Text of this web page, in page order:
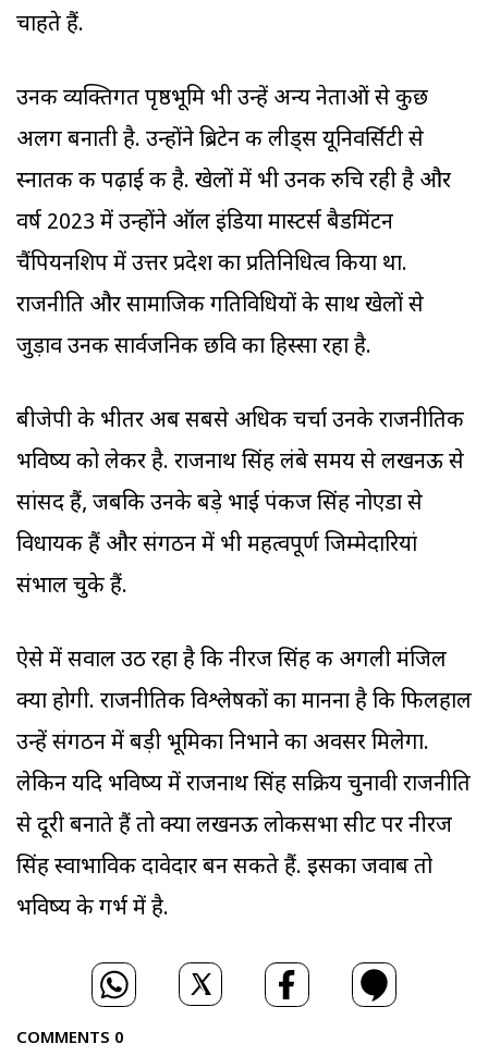
चाहते हैं.
उनकी व्यक्तिगत पृष्ठभूमि भी उन्हें अन्य नेताओं से कुछ
अलग बनाती है. उन्होंने ब्रिटेन की लीड्स यूनिवर्सिटी से
स्नातक की पढ़ाई की है. खेलों में भी उनकी रुचि रही है और
वर्ष 2023 में उन्होंने ऑल इंडिया मास्टर्स बैडमिंटन
चैंपियनशिप में उत्तर प्रदेश का प्रतिनिधित्व किया था.
राजनीति और सामाजिक गतिविधियों के साथ खेलों से
जुड़ाव उनकी सार्वजनिक छवि का हिस्सा रहा है.
बीजेपी के भीतर अब सबसे अधिक चर्चा उनके राजनीतिक
भविष्य को लेकर है. राजनाथ सिंह लंबे समय से लखनऊ से
सांसद हैं, जबकि उनके बड़े भाई पंकज सिंह नोएडा से
विधायक हैं और संगठन में भी महत्वपूर्ण जिम्मेदारियां
संभाल चुके हैं.
ऐसे में सवाल उठ रहा है कि नीरज सिंह की अगली मंजिल
क्या होगी. राजनीतिक विश्लेषकों का मानना है कि फिलहाल
उन्हें संगठन में बड़ी भूमिका निभाने का अवसर मिलेगा.
लेकिन यदि भविष्य में राजनाथ सिंह सक्रिय चुनावी राजनीति
से दूरी बनाते हैं तो क्या लखनऊ लोकसभा सीट पर नीरज
सिंह स्वाभाविक दावेदार बन सकते हैं. इसका जवाब तो
भविष्य के गर्भ में है.
COMMENTS 0